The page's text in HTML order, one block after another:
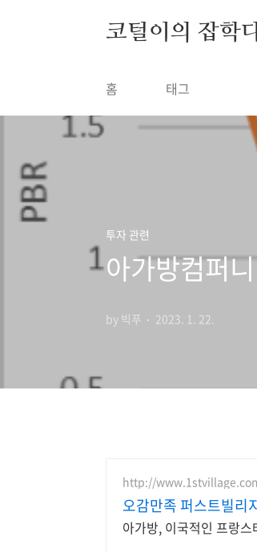
코털이의 잡학
홈 태그
투자 관련
아가방컴퍼
by 빅푸 2023. 1. 22.
http://
오감만족 퍼스트빌리
아가방, 이국적인 프랑